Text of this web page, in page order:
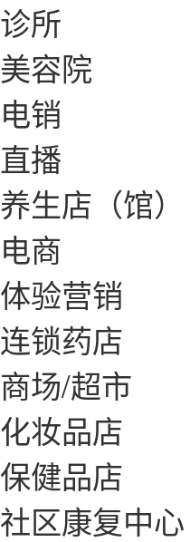
诊所
美容院
电销
直播
养生店（馆）
电商
体验营销
连锁药店
商场/超市
化妆品店
保健品店
社区康复中心